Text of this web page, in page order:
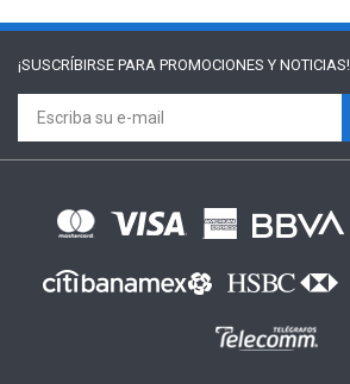
¡SUSCRÍBIRSE PARA PROMOCIONES Y NOTICIAS!